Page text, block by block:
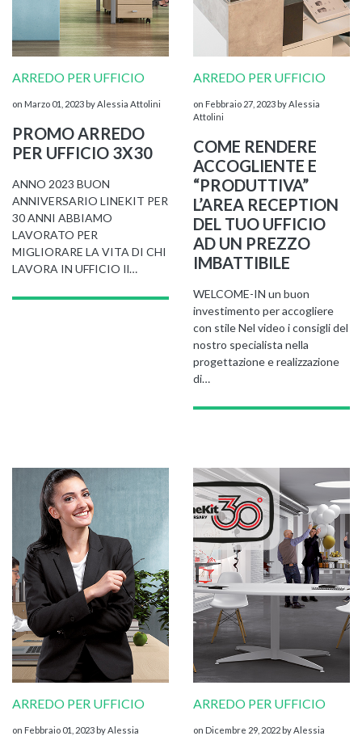
ARREDO PER UFFICIO
on Marzo 01, 2023 by Alessia Attolini
PROMO ARREDO
PER UFFICIO 3X30
ANNO 2023 BUON
ANNIVERSARIO LINEKIT PER
30 ANNI ABBIAMO
LAVORATO PER
MIGLIORARE LA VITA DI CHI
LAVORA IN UFFICIO Il…
ARREDO PER UFFICIO
on Febbraio 27, 2023 by Alessia
Attolini
COME RENDERE
ACCOGLIENTE E
“PRODUTTIVA”
L’AREA RECEPTION
DEL TUO UFFICIO
AD UN PREZZO
IMBATTIBILE
WELCOME-IN un buon
investimento per accogliere
con stile Nel video i consigli del
nostro specialista nella
progettazione e realizzazione
di…
ARREDO PER UFFICIO
on Febbraio 01, 2023 by Alessia
ARREDO PER UFFICIO
on Dicembre 29, 2022 by Alessia